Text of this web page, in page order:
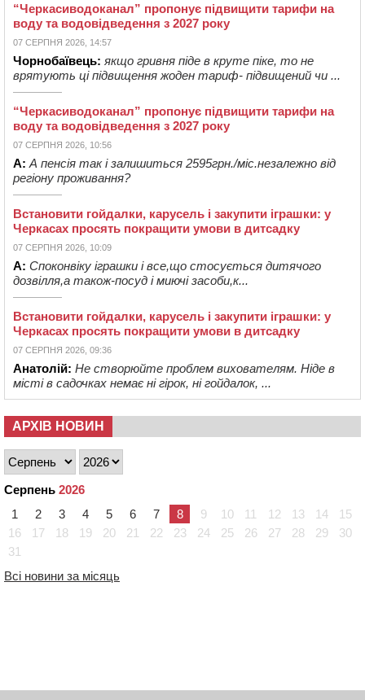
“Черкасиводоканал” пропонує підвищити тарифи на
воду та водовідведення з 2027 року
07 СЕРПНЯ 2026, 14:57
Чорнобаївець: якщо гривня піде в круте піке, то не
врятують ці підвищення жоден тариф- підвищений чи ...
“Черкасиводоканал” пропонує підвищити тарифи на
воду та водовідведення з 2027 року
07 СЕРПНЯ 2026, 10:56
А: А пенсія так і залишиться 2595грн./міс.незалежно від
регіону проживання?
Встановити гойдалки, карусель і закупити іграшки: у
Черкасах просять покращити умови в дитсадку
07 СЕРПНЯ 2026, 10:09
А: Споконвіку іграшки і все,що стосується дитячого
дозвілля,а також-посуд і миючі засоби,к...
Встановити гойдалки, карусель і закупити іграшки: у
Черкасах просять покращити умови в дитсадку
07 СЕРПНЯ 2026, 09:36
Анатолій: Не створюйте проблем вихователям. Ніде в
місті в садочках немає ні гірок, ні гойдалок, ...
АРХІВ НОВИН
Серпень 2026
1
2 3 4 5 6 7 8 9 10 11 12 13 14
15
16
17 18 19 20 21 22 23 24 25 26 27 28 29
30
31
Всі новини за місяць